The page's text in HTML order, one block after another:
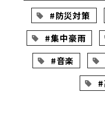
#防災対策
#集中豪雨
#音楽
#